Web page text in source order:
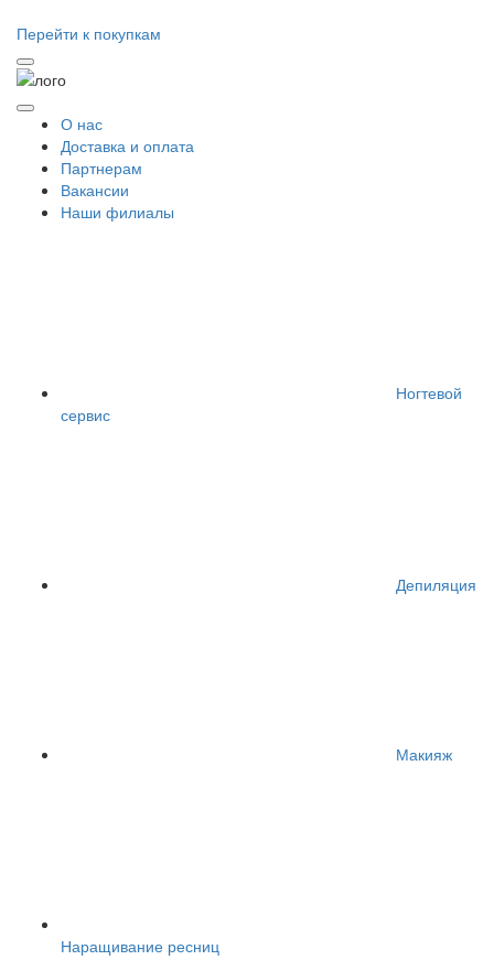
Перейти к покупкам
О нас
Доставка и оплата
Партнерам
Вакансии
Наши филиалы
Ногтевой
сервис
Депиляция
Макияж
Наращивание ресниц